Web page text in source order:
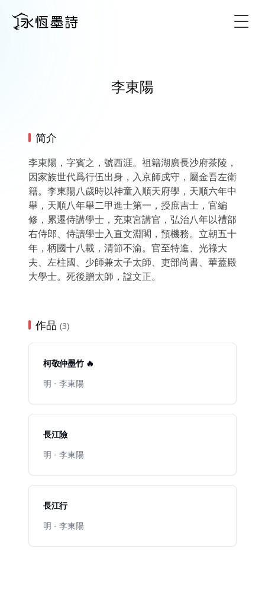
李東陽
简介
李東陽，字賓之，號西涯。祖籍湖廣長沙府茶陵，
因家族世代爲行伍出身，入京師戍守，屬金吾左衛
籍。李東陽八歲時以神童入順天府學，天順六年中
舉，天順八年舉二甲進士第一，授庶吉士，官編
修，累遷侍講學士，充東宮講官，弘治八年以禮部
右侍郎、侍讀學士入直文淵閣，預機務。立朝五十
年，柄國十八載，清節不渝。官至特進、光祿大
夫、左柱國、少師兼太子太師、吏部尚書、華蓋殿
大學士。死後贈太師，諡文正。
作品 (3)
柯敬仲墨竹 🔥
明 - 李東陽
長江險
明 - 李東陽
長江行
明 - 李東陽